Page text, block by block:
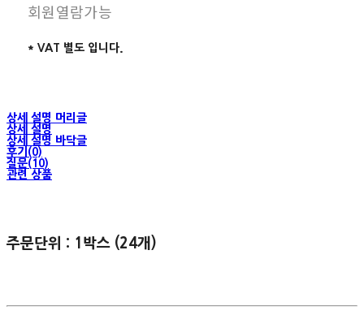
회원열람가능
* VAT 별도 입니다.
상세 설명 머리글
상세 설명
상세 설명 바닥글
후기(0)
질문(10)
관련 상품
주문단위 : 1박스 (24개)